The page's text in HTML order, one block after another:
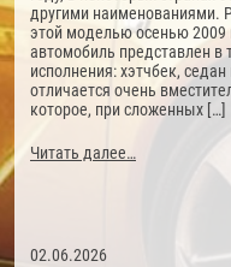
другими наименованиями.
этой моделью осенью 2009
автомобиль представлен в
исполнения: хэтчбек,
отличается очень
которое, при сложенных […]
Читать далее…
02.06.2026